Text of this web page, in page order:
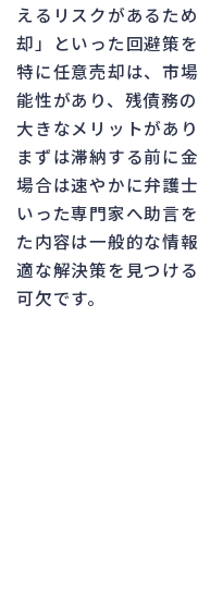
えるリスクがあるた
却」といった回避策
特に任意売却は、市
能性があり、残債務
大きなメリットがあ
まずは滞納する前に
場合は速やかに弁護
いった専門家へ助言
た内容は一般的な情
適な解決策を見つけ
可欠です。